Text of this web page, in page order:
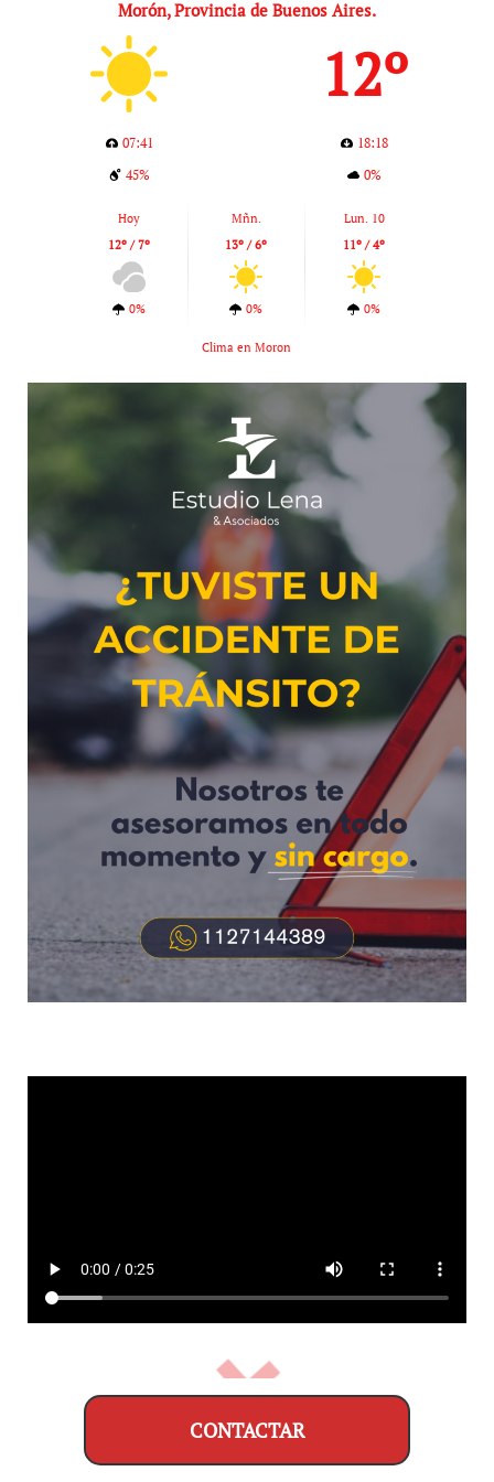
Morón, Provincia de Buenos Aires.
12º
07:41
18:18
45%
0%
Hoy
12º / 7º
0%
Mñn.
13º / 6º
0%
Lun. 10
11º / 4º
0%
Clima en Moron
CONTACTAR